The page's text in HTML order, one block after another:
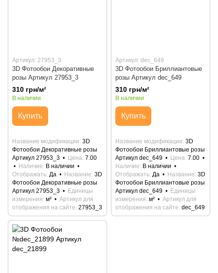
Артикул: 27953_3
3D Фотообои Декоративные
розы Артикул 27953_3
310 грн/м²
В наличии
Купить
Название модификации 3D
Фотообои Декоративные розы
Артикул 27953_3
Цена 7.00
Наличие
В наличии
Отображать Да Название 3D
Фотообои Декоративные розы
Артикул 27953_3
Единицы
измерения м²
Артикул для
отображения на сайте 27953_3
Артикул: dec_649
3D Фотообои Бриллиантовые
розы Артикул dec_649
310 грн/м²
В наличии
Купить
Название модификации 3D
Фотообои Бриллиантовые розы
Артикул dec_649
Цена 7.00
Наличие
В наличии
Отображать Да Название 3D
Фотообои Бриллиантовые розы
Артикул dec_649
Единицы
измерения м²
Артикул для
отображения на сайте dec_649